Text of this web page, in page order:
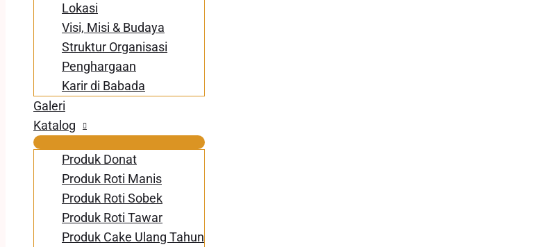
Lokasi
Visi, Misi & Budaya
Struktur Organisasi
Penghargaan
Karir di Babada
Galeri
Katalog
Produk Donat
Produk Roti Manis
Produk Roti Sobek
Produk Roti Tawar
Produk Cake Ulang Tahun